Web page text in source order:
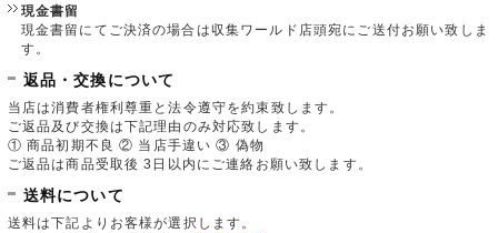
現金書留
現金書留にてご決済の場合は収集ワールド店頭宛にご送付お願い致しま
す。
返品・交換について
当店は消費者権利尊重と法令遵守を約束致します。
ご返品及び交換は下記理由のみ対応致します。
① 商品初期不良 ② 当店手違い ③ 偽物
ご返品は商品受取後 3日以内にご連絡お願い致します。
送料について
送料は下記よりお客様が選択します。